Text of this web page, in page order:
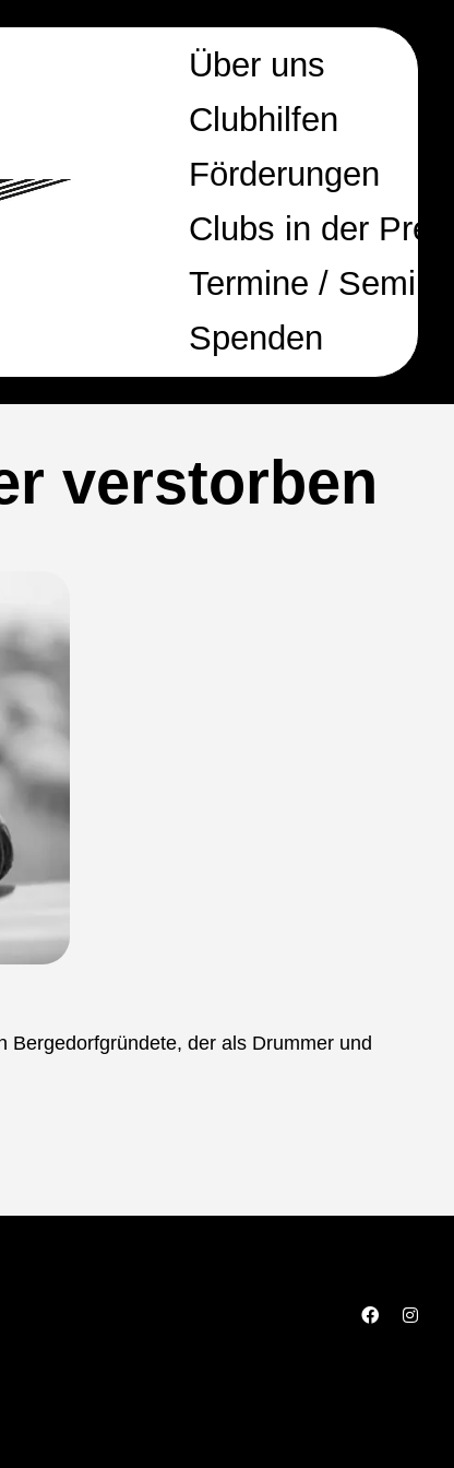
Über uns
Clubhilfen
Förderungen
Clubs in der
Termine /
Spenden
verstorben
der als Drummer und